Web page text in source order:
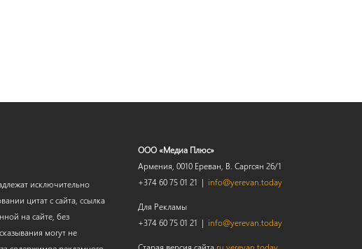
исключительно
цитат с сайта, ссылка
на сайте, без
могут не
ООО «Медиа Плюс»
Армения, 0010 Ереван, В. Саргсян 26/1
+374 60 75 01 21 | info@yerevan.today
Для Рекламы
+374 60 75 01 21 | info@yerevan.today